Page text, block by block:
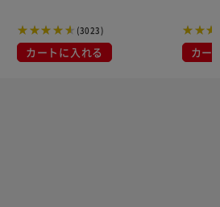
(3023)
カートに入れる カー